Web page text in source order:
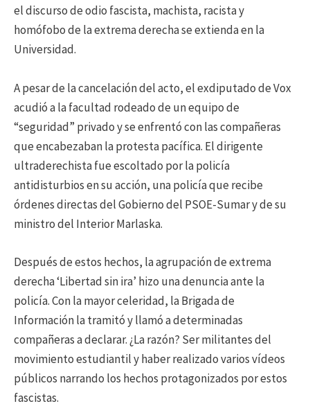
el discurso de odio fascista, machista, racista y
homófobo de la extrema derecha se extienda en la
Universidad.
A pesar de la cancelación del acto, el exdiputado de Vox
acudió a la facultad rodeado de un equipo de
“seguridad” privado y se enfrentó con las compañeras
que encabezaban la protesta pacífica. El dirigente
ultraderechista fue escoltado por la policía
antidisturbios en su acción, una policía que recibe
órdenes directas del Gobierno del PSOE-Sumar y de su
ministro del Interior Marlaska.
Después de estos hechos, la agrupación de extrema
derecha ‘Libertad sin ira’ hizo una denuncia ante la
policía. Con la mayor celeridad, la Brigada de
Información la tramitó y llamó a determinadas
compañeras a declarar. ¿La razón? Ser militantes del
movimiento estudiantil y haber realizado varios vídeos
públicos narrando los hechos protagonizados por estos
fascistas.